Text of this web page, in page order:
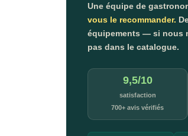
Une équipe de
vous le recommander.
équipements — si nous
pas dans le catalogue.
9,5/10
satisfaction
700+ avis vérifiés